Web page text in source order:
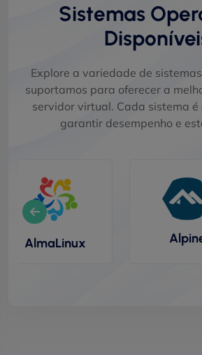
Sistemas
Explore a variedade de
suportamos para oferecer a
servidor virtual. Cada sistema
garantir desempenho e
Alpine